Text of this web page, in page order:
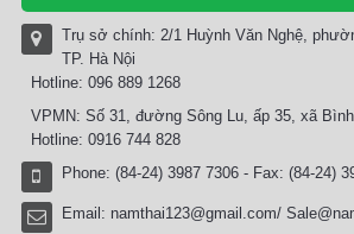
Trụ sở chính: 2/1 Huỳnh Văn Nghệ,
TP. Hà Nội
Hotline: 096 889 1268
VPMN: Số 31, đường Sông Lu, ấp 35, xã
Hotline: 0916 744 828
Phone: (84-24) 3987 7306 - Fax: (84-24)
Email: namthai123@gmail.com/